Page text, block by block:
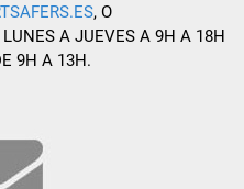
, O
A JUEVES A 9H A 18H
9H A 13H.